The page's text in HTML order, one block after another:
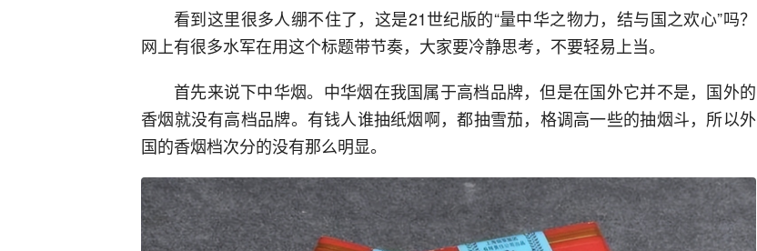
看到这里很多人绷不住了，这是21世纪版的“量中华之物力，结与国之欢心”吗？
网上有很多水军在用这个标题带节奏，大家要冷静思考，不要轻易上当。
首先来说下中华烟。中华烟在我国属于高档品牌，但是在国外它并不是，国外的
香烟就没有高档品牌。有钱人谁抽纸烟啊，都抽雪茄，格调高一些的抽烟斗，所以外
国的香烟档次分的没有那么明显。